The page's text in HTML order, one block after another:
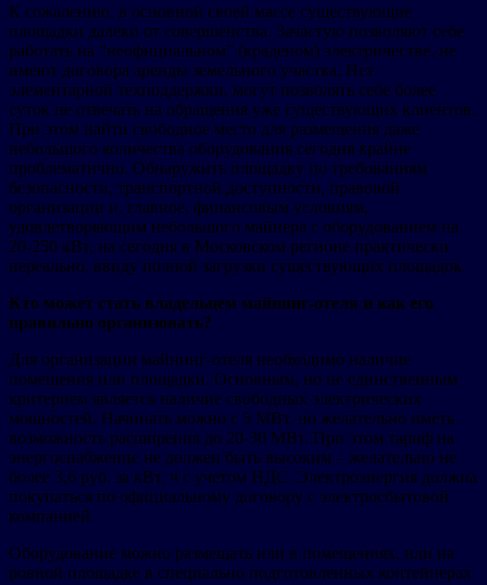
К сожалению, в основной своей массе существующие
площадки далеки от совершенства. Зачастую позволяют себе
работать на “неофициальном” (краденом) электричестве, не
имеют договора аренды земельного участка. Нет
элементарной техподдержки, могут позволять себе более
суток не отвечать на обращения уже существующих клиентов.
При этом найти свободное место для размещения даже
небольшого количества оборудования сегодня крайне
проблематично. Обнаружить площадку по требованиям
безопасности, транспортной доступности, правовой
организации и, главное, финансовым условиям,
удовлетворяющим небольшого майнера с оборудованием на
20-250 кВт, на сегодня в Московском регионе практически
нереально, ввиду полной загрузки существующих площадок.
Кто может стать владельцем майнинг-отеля и как его
правильно организовать?
Для организации майнинг-отеля необходимо наличие
помещения или площадки. Основным, но не единственным
критерием является наличие свободных электрических
мощностей. Начинать можно с 5 МВт, но желательно иметь
возможность расширения до 20-30 МВт. При этом тариф на
энергоснабжение не должен быть высоким – желательно не
более 3,6 руб. за кВт. ч с учетом НДС. Электроэнергия должна
покупаться по официальному договору с электросбытовой
компанией.
Оборудование можно размещать или в помещениях, или на
ровной площадке в специально подготовленных контейнерах